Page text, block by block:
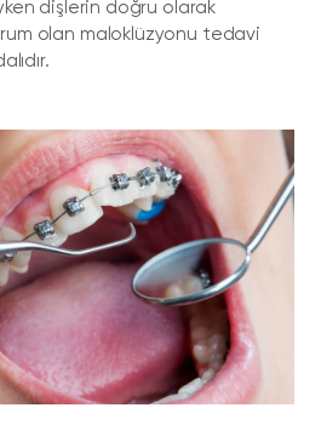
dişlerin doğru olarak
olan maloklüzyonu tedavi